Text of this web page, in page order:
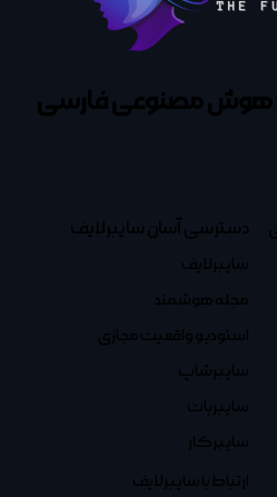
هوش مصنوعی فارسی
دسترسی آسان سایبرلایف
سایبرلایف
مجله هوشمند
استودیو واقعیت مجازی
سایبرشاپ
سایبربات
سایبرکار
ارتباط با سایبرلایف